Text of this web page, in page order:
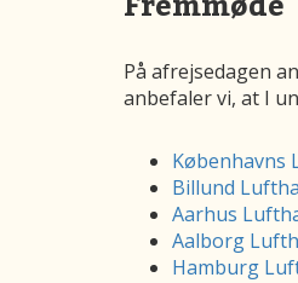
På afrejsedagen
anbefaler vi, at I
Københavns
Billund
Aarhus
Aalborg
Hamburg